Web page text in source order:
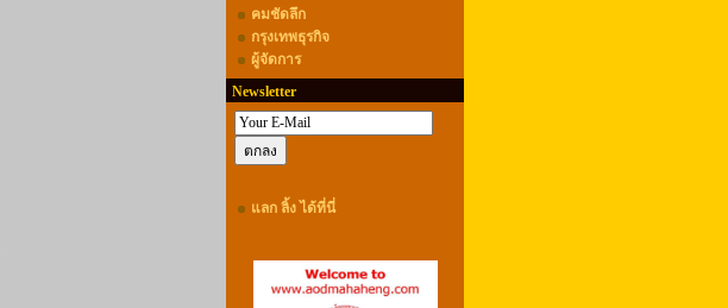
คมชัดลึก
กรุงเทพธุรกิจ
ผู้จัดการ
Newsletter
แลก ลิ้ง ได้ที่นี่